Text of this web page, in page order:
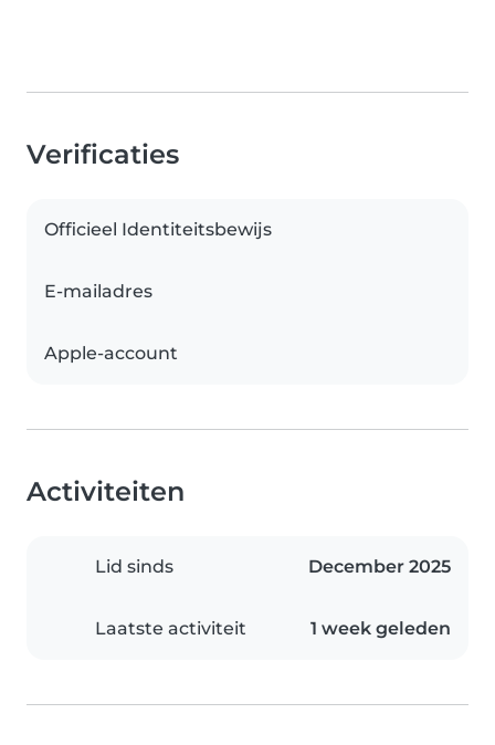
Verificaties
Officieel Identiteitsbewijs
E-mailadres
Apple-account
Activiteiten
Lid sinds December 2025
Laatste activiteit 1 week geleden